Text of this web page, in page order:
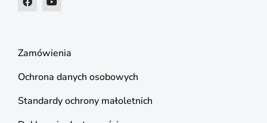
Zamówienia
Ochrona danych osobowych
Standardy ochrony małoletnich